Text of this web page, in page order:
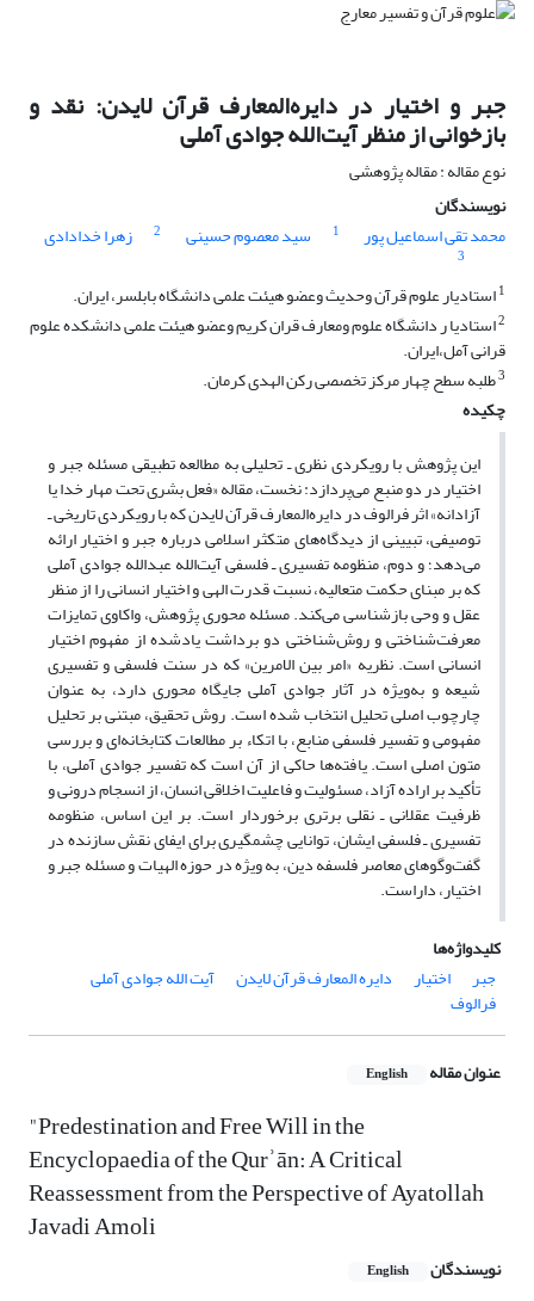
جبر و اختیار در دایره‌المعارف قرآن لایدن: نقد و
بازخوانی از منظر آیت‌الله جوادی آملی
نوع مقاله : مقاله پژوهشی
نویسندگان
محمد تقی اسماعیل پور
1 سید معصوم حسینی 2 زهرا خدادادی
3
1استادیار علوم قرآن وحدیث وعضو هیئت علمی دانشگاه بابلسر، ایران.
2استادیا ر دانشگاه علوم ومعارف قران کریم وعضو هیئت علمی دانشکده علوم
قرانی آمل،ایران.
3طلبه سطح چهار مرکز تخصصی رکن الهدی کرمان.
چکیده
این پژوهش با رویکردی نظری ـ تحلیلی به مطالعه تطبیقی مسئله جبر و
اختیار در دو منبع می‌پردازد: نخست، مقاله «فعل بشری تحت مهار خدا یا
آزادانه» اثر فرالوف در دایره‌المعارف قرآن لایدن که با رویکردی تاریخی ـ
توصیفی، تبیینی از دیدگاه‌های متکثر اسلامی درباره جبر و اختیار ارائه
می‌دهد؛ و دوم، منظومه تفسیری ـ فلسفی آیت‌الله عبدالله جوادی آملی
که بر مبنای حکمت متعالیه، نسبت قدرت الهی و اختیار انسانی را از منظر
عقل و وحی بازشناسی می‌کند. مسئله محوری پژوهش، واکاوی تمایزات
معرفت‌شناختی و روش‌شناختی دو برداشت یادشده از مفهوم اختیار
انسانی است. نظریه «امر بین الامرین» که در سنت فلسفی و تفسیری
شیعه و به‌ویژه در آثار جوادی آملی جایگاه محوری دارد، به عنوان
چارچوب اصلی تحلیل انتخاب شده است. روش تحقیق، مبتنی بر تحلیل
مفهومی و تفسیر فلسفی منابع، با اتکاء بر مطالعات کتابخانه‌ای و بررسی
متون اصلی است. یافته‌ها حاکی از آن است که تفسیر جوادی آملی، با
تأکید بر اراده آزاد، مسئولیت و فاعلیت اخلاقی انسان، از انسجام درونی و
ظرفیت عقلانی ـ نقلی برتری برخوردار است. بر این اساس، منظومه
تفسیری ـ فلسفی ایشان، توانایی چشمگیری برای ایفای نقش سازنده در
گفت‌وگوهای معاصر فلسفه دین، به ویژه در حوزه الهیات و مسئله جبر و
اختیار، داراست.
کلیدواژه‌ها
جبر
اختیار دایره المعارف قرآن لایدن آیت الله جوادی آملی
فرالوف
عنوان مقاله English
"Predestination and Free Will in the
Encyclopaedia of the Qurʾān: A Critical
Reassessment from the Perspective of Ayatollah
Javadi Amoli
نویسندگان English